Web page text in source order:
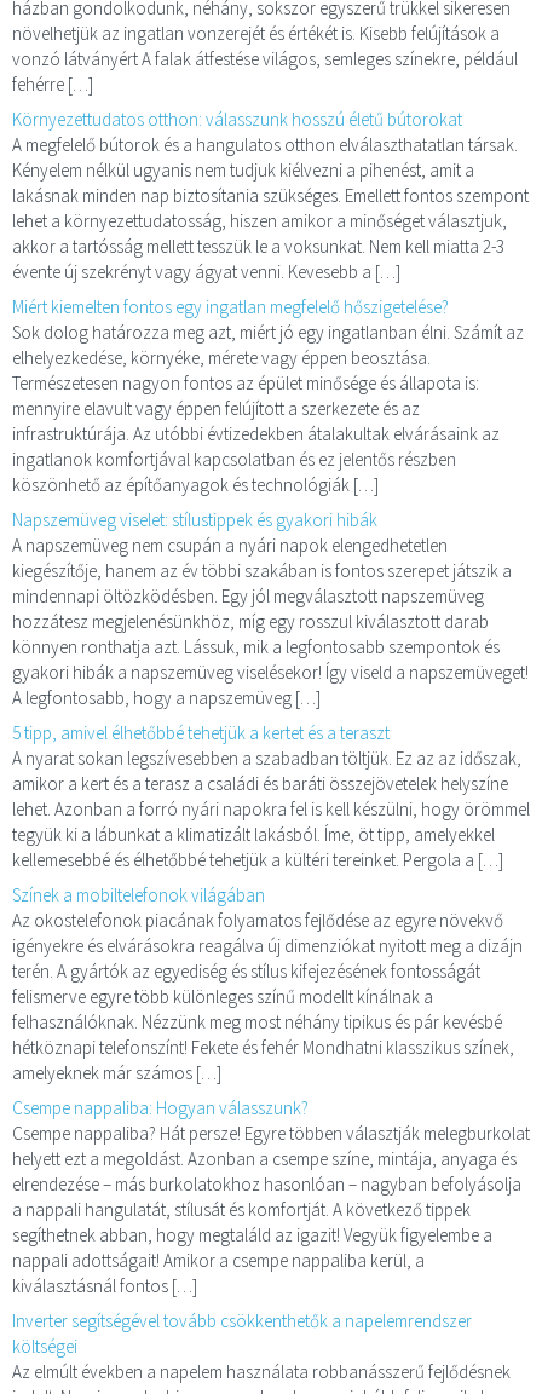
házban gondolkodunk, néhány, sokszor egyszerű trükkel sikeresen
növelhetjük az ingatlan vonzerejét és értékét is. Kisebb felújítások a
vonzó látványért A falak átfestése világos, semleges színekre, például
fehérre […]
Környezettudatos otthon: válasszunk hosszú életű bútorokat
A megfelelő bútorok és a hangulatos otthon elválaszthatatlan társak.
Kényelem nélkül ugyanis nem tudjuk kiélvezni a pihenést, amit a
lakásnak minden nap biztosítania szükséges. Emellett fontos szempont
lehet a környezettudatosság, hiszen amikor a minőséget választjuk,
akkor a tartósság mellett tesszük le a voksunkat. Nem kell miatta 2-3
évente új szekrényt vagy ágyat venni. Kevesebb a […]
Miért kiemelten fontos egy ingatlan megfelelő hőszigetelése?
Sok dolog határozza meg azt, miért jó egy ingatlanban élni. Számít az
elhelyezkedése, környéke, mérete vagy éppen beosztása.
Természetesen nagyon fontos az épület minősége és állapota is:
mennyire elavult vagy éppen felújított a szerkezete és az
infrastruktúrája. Az utóbbi évtizedekben átalakultak elvárásaink az
ingatlanok komfortjával kapcsolatban és ez jelentős részben
köszönhető az építőanyagok és technológiák […]
Napszemüveg viselet: stílustippek és gyakori hibák
A napszemüveg nem csupán a nyári napok elengedhetetlen
kiegészítője, hanem az év többi szakában is fontos szerepet játszik a
mindennapi öltözködésben. Egy jól megválasztott napszemüveg
hozzátesz megjelenésünkhöz, míg egy rosszul kiválasztott darab
könnyen ronthatja azt. Lássuk, mik a legfontosabb szempontok és
gyakori hibák a napszemüveg viselésekor! Így viseld a napszemüveget!
A legfontosabb, hogy a napszemüveg […]
5 tipp, amivel élhetőbbé tehetjük a kertet és a teraszt
A nyarat sokan legszívesebben a szabadban töltjük. Ez az az időszak,
amikor a kert és a terasz a családi és baráti összejövetelek helyszíne
lehet. Azonban a forró nyári napokra fel is kell készülni, hogy örömmel
tegyük ki a lábunkat a klimatizált lakásból. Íme, öt tipp, amelyekkel
kellemesebbé és élhetőbbé tehetjük a kültéri tereinket. Pergola a […]
Színek a mobiltelefonok világában
Az okostelefonok piacának folyamatos fejlődése az egyre növekvő
igényekre és elvárásokra reagálva új dimenziókat nyitott meg a dizájn
terén. A gyártók az egyediség és stílus kifejezésének fontosságát
felismerve egyre több különleges színű modellt kínálnak a
felhasználóknak. Nézzünk meg most néhány tipikus és pár kevésbé
hétköznapi telefonszínt! Fekete és fehér Mondhatni klasszikus színek,
amelyeknek már számos […]
Csempe nappaliba: Hogyan válasszunk?
Csempe nappaliba? Hát persze! Egyre többen választják melegburkolat
helyett ezt a megoldást. Azonban a csempe színe, mintája, anyaga és
elrendezése – más burkolatokhoz hasonlóan – nagyban befolyásolja
a nappali hangulatát, stílusát és komfortját. A következő tippek
segíthetnek abban, hogy megtaláld az igazit! Vegyük figyelembe a
nappali adottságait! Amikor a csempe nappaliba kerül, a
kiválasztásnál fontos […]
Inverter segítségével tovább csökkenthetők a napelemrendszer
költségei
Az elmúlt években a napelem használata robbanásszerű fejlődésnek